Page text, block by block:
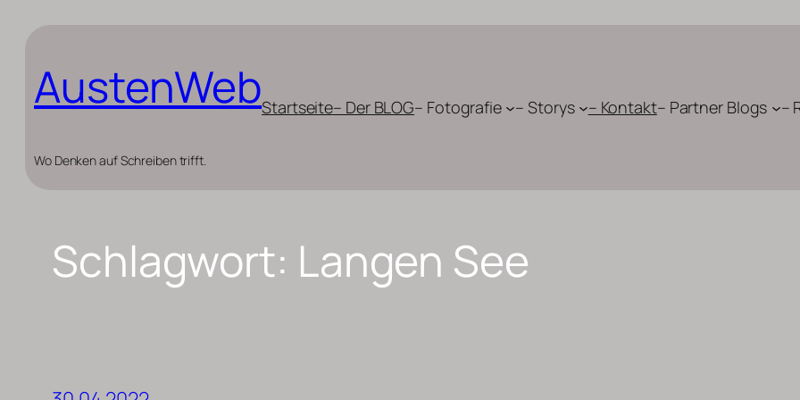
springen
AustenWeb
Wo Denken auf Schreiben trifft.
Startseite– Der BLOG– Fotografie – Storys – Kontakt– Partner Blogs –
Schlagwort: Langen See